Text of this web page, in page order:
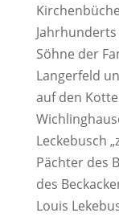
Söhne der
Langerfeld
auf den
Leckebusch
Pächter des
des
Louis